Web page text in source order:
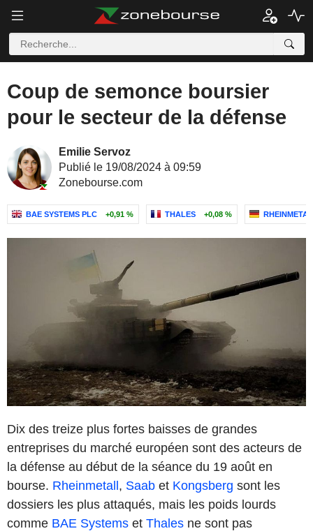
Coup de semonce boursier
pour le secteur de la défense
Emilie Servoz
Publié le 19/08/2024 à 09:59
Zonebourse.com
BAE SYSTEMS PLC +0,91 % THALES +0,08 %
Dix des treize plus fortes baisses de grandes
entreprises du marché européen sont des acteurs de
la défense au début de la séance du 19 août en
bourse. Rheinmetall, Saab et Kongsberg sont les
dossiers les plus attaqués, mais les poids lourds
comme BAE Systems et Thales ne sont pas